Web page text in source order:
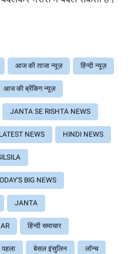
आज की ताजा न्यूज़ हिंन्दी न्यूज़
आज की ब्रेंकिग न्यूज़
JANTA SE RISHTA NEWS
NEWS HINDI NEWS
BIG NEWS
JANTA
हिंन्दी समाचार
पहला बेसल इंसुलिन लॉन्च